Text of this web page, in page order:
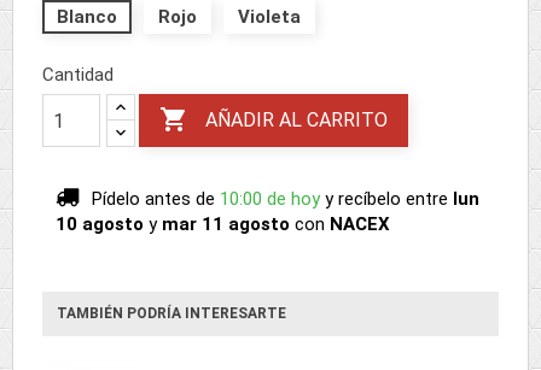
Blanco
Rojo Violeta
Cantidad
 AÑADIR AL CARRITO
Pídelo antes de 10:00 de hoyy recíbelo entre lun
10 agosto y mar 11 agosto con NACEX
TAMBIÉN PODRÍA INTERESARTE